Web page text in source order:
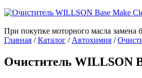
При покупке моторного масла замена
Главная /Каталог / Автохимия /
Очиститель WILLSON